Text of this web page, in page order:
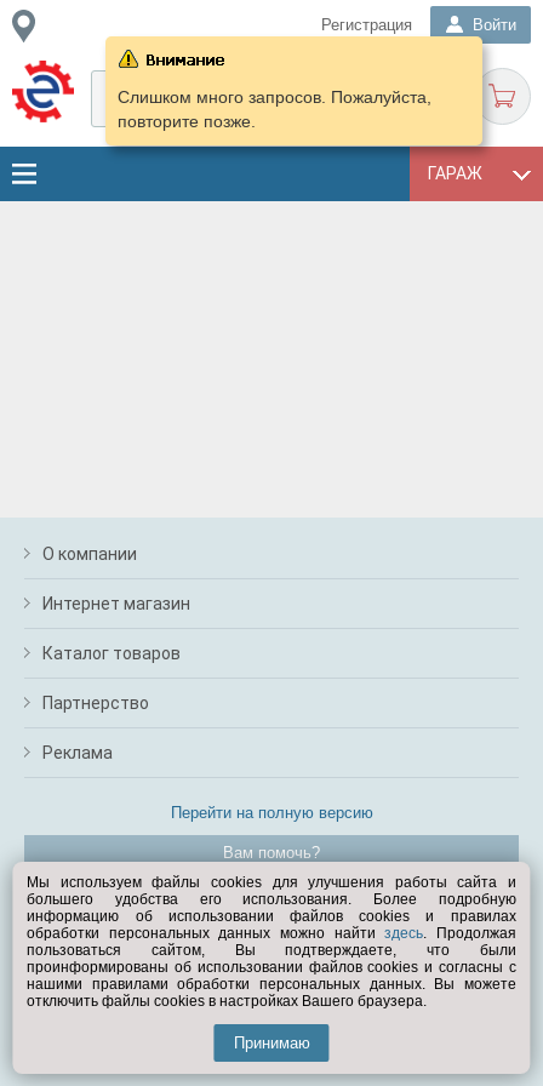
Регистрация Войти
ГАРАЖ
Слишком много запросов. Пожалуйста,
повторите позже.
О компании
Интернет магазин
Каталог товаров
Партнерство
Реклама
Перейти на полную версию
Вам помочь?
© Exist.ru 1998—2026
Мы используем файлы cookies для улучшения работы сайта и
большего удобства его использования. Более подробную
информацию об использовании файлов cookies и правилах
обработки персональных данных можно найтиздесь. Продолжая
пользоваться сайтом, Вы подтверждаете, что были
проинформированы об использовании файлов cookies и согласны с
нашими правилами обработки персональных данных. Вы можете
отключить файлы cookies в настройках Вашего браузера.
Принимаю